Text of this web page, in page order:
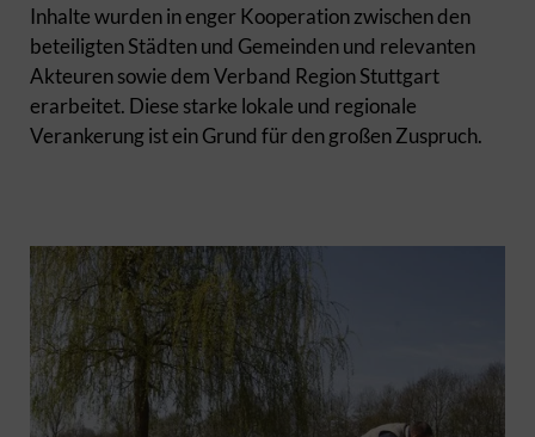
Inhalte wurden in enger Kooperation zwischen den
beteiligten Städten und Gemeinden und relevanten
Akteuren sowie dem Verband Region Stuttgart
erarbeitet. Diese starke lokale und regionale
Verankerung ist ein Grund für den großen Zuspruch.